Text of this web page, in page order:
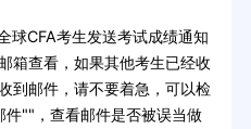
CFA考生发送考试成绩通知
箱查看，如果其他考生已经收
到邮件，请不要着急，可以检
""，查看邮件是否被误当做